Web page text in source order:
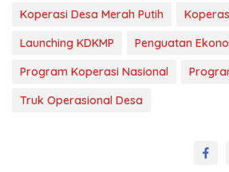
Koperasi Desa Merah Putih
Launching KDKMP
Penguatan
Program Koperasi Nasional
Truk Operasional Desa